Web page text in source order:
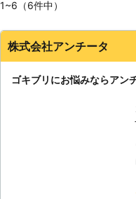
1~6（6件中）
株式会社アンチータ
ゴキブリにお悩みならアン